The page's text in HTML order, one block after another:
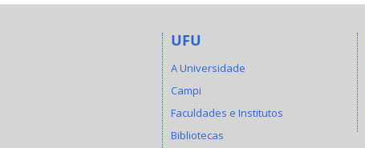
UFU
A Universidade
Campi
Faculdades e Institutos
Bibliotecas